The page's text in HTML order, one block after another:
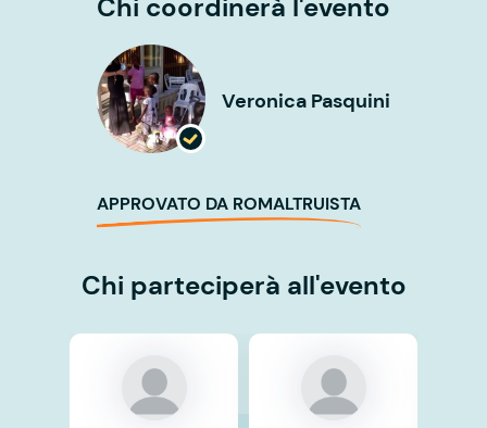
Veronica Pasquini
APPROVATO DA ROMALTRUISTA
Chi parteciperà all'evento